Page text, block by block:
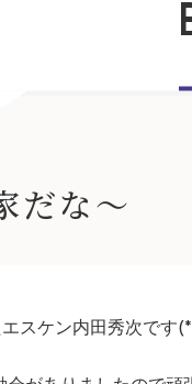
だな～
スケン内田秀次です